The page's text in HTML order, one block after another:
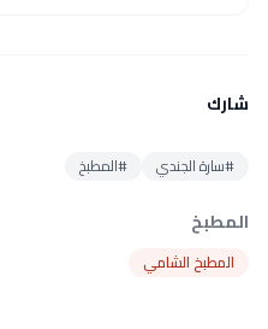
شارك
#سارة الجندي #المطبخ
المطبخ
المطبخ الشامي